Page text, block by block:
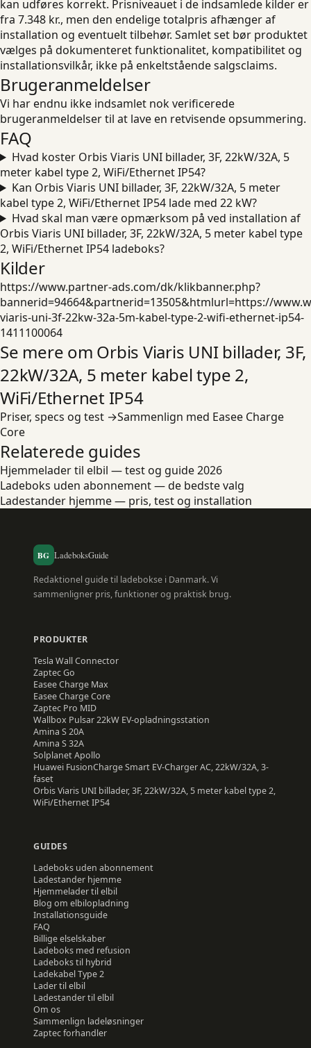
kan udføres korrekt. Prisniveauet i de indsamlede kilder er
fra 7.348 kr., men den endelige totalpris afhænger af
installation og eventuelt tilbehør. Samlet set bør produktet
vælges på dokumenteret funktionalitet, kompatibilitet og
installationsvilkår, ikke på enkeltstående salgsclaims.
Brugeranmeldelser
Vi har endnu ikke indsamlet nok verificerede
brugeranmeldelser til at lave en retvisende opsummering.
FAQ
Hvad koster Orbis Viaris UNI billader, 3F, 22kW/32A, 5
meter kabel type 2, WiFi/Ethernet IP54?
Kan Orbis Viaris UNI billader, 3F, 22kW/32A, 5 meter
kabel type 2, WiFi/Ethernet IP54 lade med 22 kW?
Hvad skal man være opmærksom på ved installation af
Orbis Viaris UNI billader, 3F, 22kW/32A, 5 meter kabel type
2, WiFi/Ethernet IP54 ladeboks?
Kilder
https://www.partner-ads.com/dk/klikbanner.php?
bannerid=94664&partnerid=13505&htmlurl=https://
viaris-uni-3f-22kw-32a-5m-kabel-type-2-wifi-ethernet-ip54-
1411100064
Se mere om Orbis Viaris UNI billader, 3F,
22kW/32A, 5 meter kabel type 2,
WiFi/Ethernet IP54
Priser, specs og test →Sammenlign med Easee Charge
Core
Relaterede guides
Hjemmelader til elbil — test og guide 2026
Ladeboks uden abonnement — de bedste valg
Ladestander hjemme — pris, test og installation
BG LadeboksGuide
Redaktionel guide til ladebokse i Danmark. Vi
sammenligner pris, funktioner og praktisk brug.
PRODUKTER
Tesla Wall Connector
ZaptecGo
EaseeCharge Max
EaseeCharge Core
Zaptec Pro MID
Wallbox Pulsar 22kW EV-opladningsstation
Amina S 20A
Amina S 32A
SolplanetApollo
Huawei FusionCharge Smart EV-Charger AC, 22kW/32A, 3-
faset
OrbisViaris UNI billader, 3F, 22kW/32A, 5 meter kabel type 2,
WiFi/Ethernet IP54
GUIDES
Ladeboks uden abonnement
Ladestander hjemme
Hjemmelader til elbil
Blog om elbilopladning
Installationsguide
FAQ
Billige elselskaber
Ladeboks med refusion
Ladeboks til hybrid
Ladekabel Type 2
Lader til elbil
Ladestander til elbil
Om os
Sammenlign ladeløsninger
Zaptec forhandler